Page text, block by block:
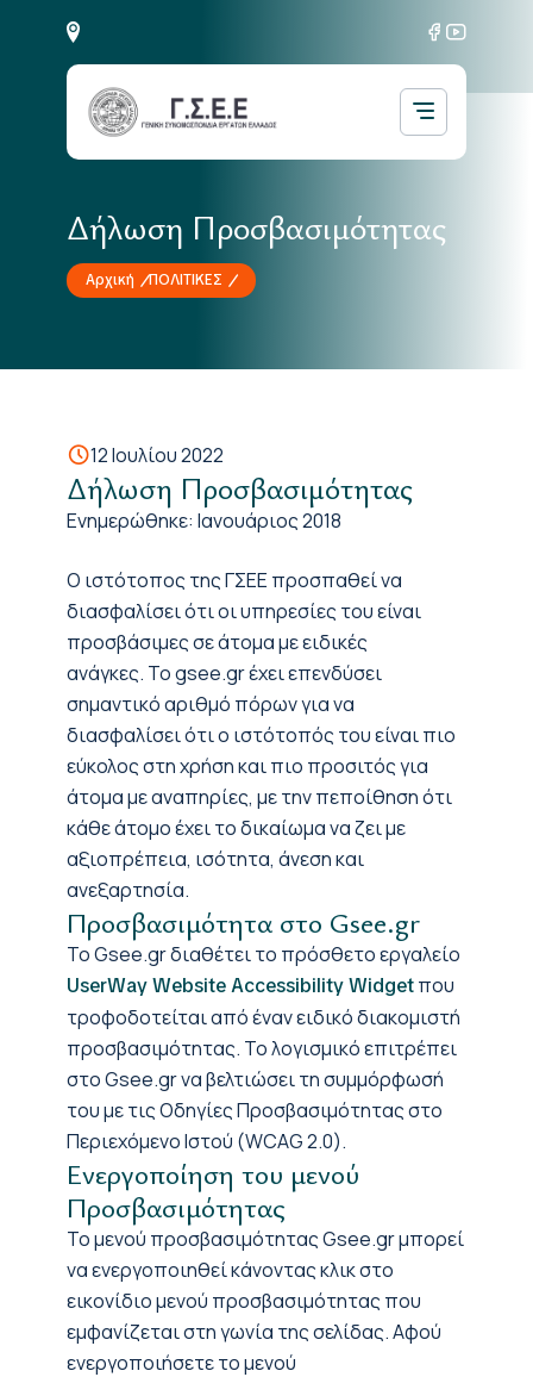
Δήλωση Προσβασιμότητας
Αρχική ΠΟΛΙΤΙΚΕΣ
12 Ιουλίου 2022
Δήλωση Προσβασιμότητας
Ενημερώθηκε: Ιανουάριος 2018
Ο ιστότοπος της ΓΣΕΕ προσπαθεί να
διασφαλίσει ότι οι υπηρεσίες του είναι
προσβάσιμες σε άτομα με ειδικές
ανάγκες. Το gsee.gr έχει επενδύσει
σημαντικό αριθμό πόρων για να
διασφαλίσει ότι ο ιστότοπός του είναι πιο
εύκολος στη χρήση και πιο προσιτός για
άτομα με αναπηρίες, με την πεποίθηση ότι
κάθε άτομο έχει το δικαίωμα να ζει με
αξιοπρέπεια, ισότητα, άνεση και
ανεξαρτησία.
Προσβασιμότητα στο Gsee.gr
Το Gsee.gr διαθέτει το πρόσθετο εργαλείο
UserWay Website Accessibility Widgetπου
τροφοδοτείται από έναν ειδικό διακομιστή
προσβασιμότητας. Το λογισμικό επιτρέπει
στο Gsee.gr να βελτιώσει τη συμμόρφωσή
του με τις Οδηγίες Προσβασιμότητας στο
Περιεχόμενο Ιστού (WCAG 2.0).
Ενεργοποίηση του μενού
Προσβασιμότητας
Το μενού προσβασιμότητας Gsee.gr μπορεί
να ενεργοποιηθεί κάνοντας κλικ στο
εικονίδιο μενού προσβασιμότητας που
εμφανίζεται στη γωνία της σελίδας. Αφού
ενεργοποιήσετε το μενού